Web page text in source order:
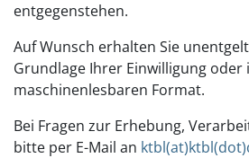
entgegenstehen.
Auf Wunsch erhalten Sie
Grundlage Ihrer Einwilligung
maschinenlesbaren Format.
Bei Fragen zur Erhebung,
bitte per E-Mail an